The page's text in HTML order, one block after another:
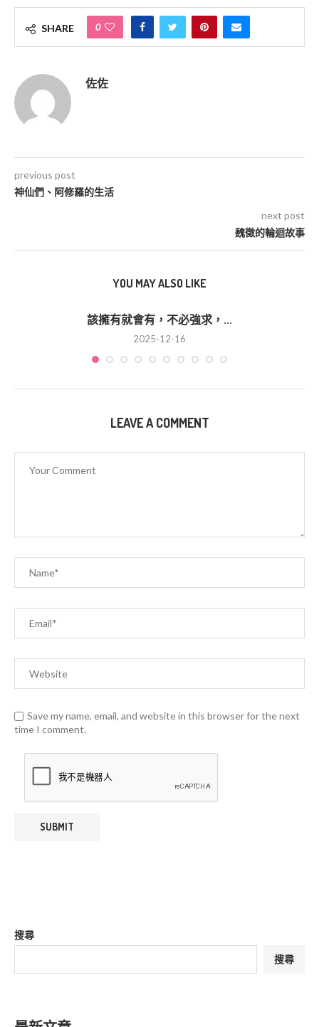
SHARE 0
佐佐
previous post
神仙們、阿修羅的生活
next post
魏徵的輪迴故事
YOU MAY ALSO LIKE
該擁有就會有，不必強求，...
2025-12-16
LEAVE A COMMENT
Save my name, email, and website in this browser for the next
time I comment.
搜尋
搜尋